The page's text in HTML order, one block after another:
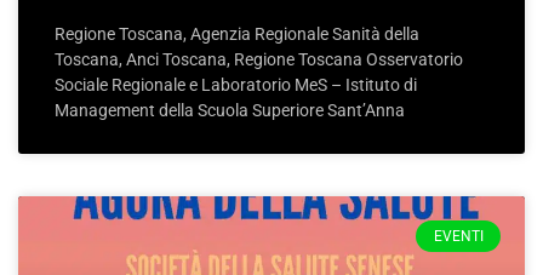
Regione Toscana, Agenzia Regionale Sanità della
Toscana, Anci Toscana, Regione Toscana Osservatorio
Sociale Regionale e Laboratorio MeS – Istituto di
Management della Scuola Superiore Sant’Anna
EVENTI